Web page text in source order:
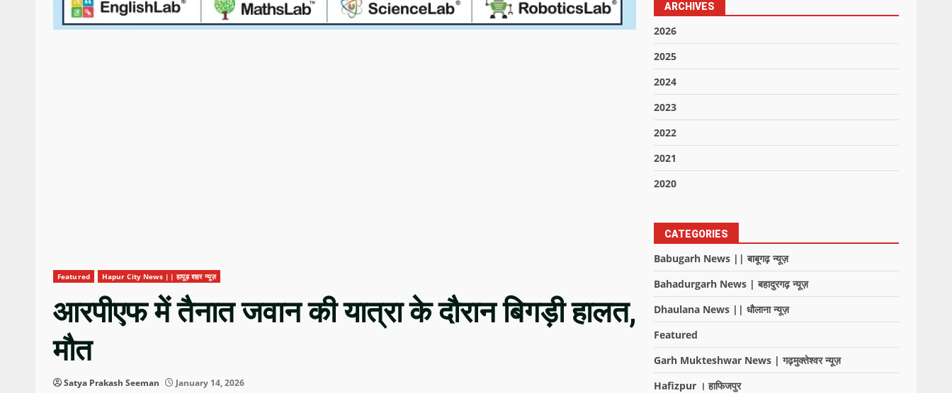
Featured Hapur City News || हापुड़ शहर न्यूज़
आरपीएफ में तैनात जवान की यात्रा के दौरान बिगड़ी हालत,
मौत
Satya Prakash Seeman January 14, 2026
ARCHIVES
2026
2025
2024
2023
2022
2021
2020
CATEGORIES
Babugarh News || बाबूगढ़ न्यूज़
Bahadurgarh News | बहादुरगढ़ न्यूज़
Dhaulana News || धौलाना न्यूज़
Featured
Garh Mukteshwar News | गढ़मुक्तेश्वर न्यूज़
Hafizpur । हाफिजपुर